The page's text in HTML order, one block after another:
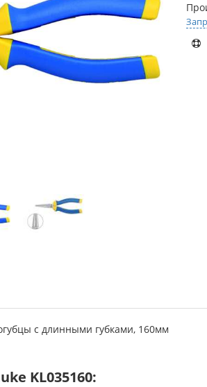
с длинными губками, 160мм
KL035160: